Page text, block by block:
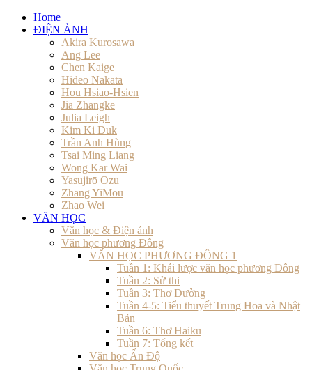
Home
ĐIỆN ẢNH
Akira Kurosawa
Ang Lee
Chen Kaige
Hideo Nakata
Hou Hsiao-Hsien
Jia Zhangke
Julia Leigh
Kim Ki Duk
Trần Anh Hùng
Tsai Ming Liang
Wong Kar Wai
Yasujirō Ozu
Zhang YiMou
Zhao Wei
VĂN HỌC
Văn học & Điện ảnh
Văn học phương Đông
VĂN HỌC PHƯƠNG ĐÔNG 1
Tuần 1: Khái lược văn học phương Đông
Tuần 2: Sử thi
Tuần 3: Thơ Đường
Tuần 4-5: Tiểu thuyết Trung Hoa và Nhật
Bản
Tuần 6: Thơ Haiku
Tuần 7: Tổng kết
Văn học Ấn Độ